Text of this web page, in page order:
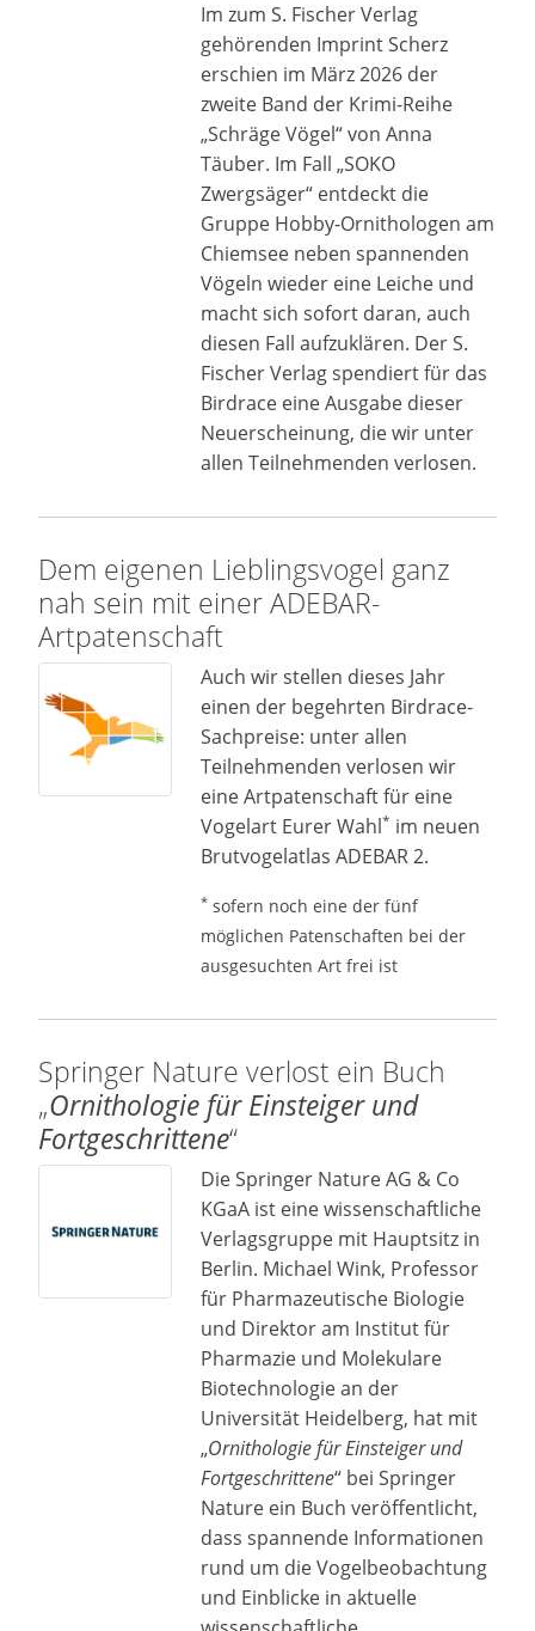
Im zum S. Fischer Verlag
gehörenden Imprint Scherz
erschien im März 2026 der
zweite Band der Krimi-Reihe
„Schräge Vögel“ von Anna
Täuber. Im Fall „SOKO
Zwergsäger“ entdeckt die
Gruppe Hobby-Ornithologen am
Chiemsee neben spannenden
Vögeln wieder eine Leiche und
macht sich sofort daran, auch
diesen Fall aufzuklären. Der S.
Fischer Verlag spendiert für das
Birdrace eine Ausgabe dieser
Neuerscheinung, die wir unter
allen Teilnehmenden verlosen.
Dem eigenen Lieblingsvogel ganz
nah sein mit einer ADEBAR-
Artpatenschaft
Auch wir stellen dieses Jahr
einen der begehrten Birdrace-
Sachpreise: unter allen
Teilnehmenden verlosen wir
eine Artpatenschaft für eine
Vogelart Eurer Wahl* im neuen
Brutvogelatlas ADEBAR 2.
*sofern noch eine der fünf
möglichen Patenschaften bei der
ausgesuchten Art frei ist
Springer Nature verlost ein Buch
„Ornithologie für Einsteiger und
Fortgeschrittene“
Die Springer Nature AG & Co
KGaA ist eine wissenschaftliche
Verlagsgruppe mit Hauptsitz in
Berlin. Michael Wink, Professor
für Pharmazeutische Biologie
und Direktor am Institut für
Pharmazie und Molekulare
Biotechnologie an der
Universität Heidelberg, hat mit
„Ornithologie für Einsteiger und
Fortgeschrittene“ bei Springer
Nature ein Buch veröffentlicht,
dass spannende Informationen
rund um die Vogelbeobachtung
und Einblicke in aktuelle